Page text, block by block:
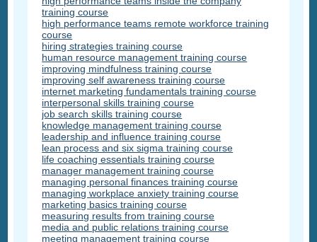
training course
high performance teams remote workforce training
course
hiring strategies training course
human resource management training course
improving mindfulness training course
improving self awareness training course
internet marketing fundamentals training course
interpersonal skills training course
job search skills training course
knowledge management training course
leadership and influence training course
lean process and six sigma training course
life coaching essentials training course
manager management training course
managing personal finances training course
managing workplace anxiety training course
marketing basics training course
measuring results from training course
media and public relations training course
meeting management training course